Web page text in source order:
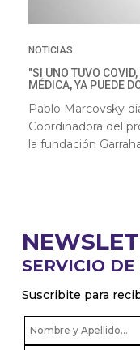
NOTICIAS
"SI UNO TUVO
MÉDICA, YA PUEDE
Pablo Marcovsky
Coordinadora del
la fundación
SERVICIO
Suscribite para